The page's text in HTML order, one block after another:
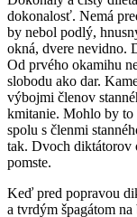
dokonalosť. Nemá
by nebol podlý,
okná, dvere nevidno.
Od prvého okamihu
slobodu ako dar.
výbojmi členov
kmitanie. Mohlo by to
spolu s členmi
tak. Dvoch diktátorov
pomste.
Keď pred popravou
a tvrdým špagátom